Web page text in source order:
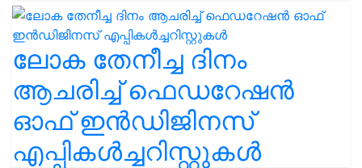
ലോക തേനീച്ച ദിനം
ആചരിച്ച് ഫെഡറേഷൻ
ഓഫ് ഇൻഡിജിനസ്
എപ്പികൾച്ചറിസ്റ്റുകൾ